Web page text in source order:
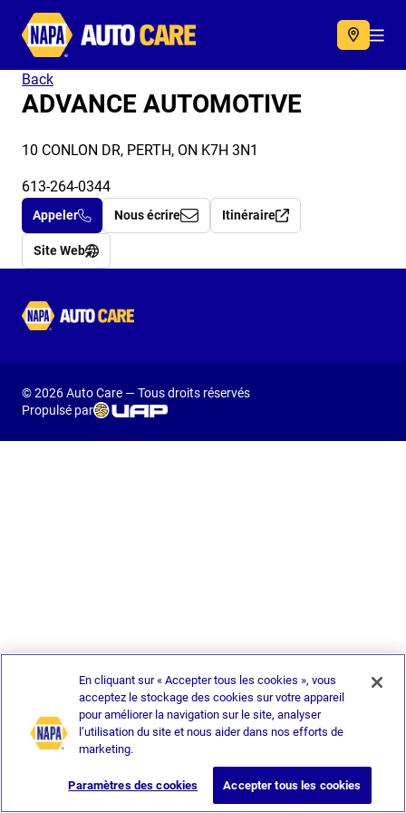
Autocare
Back
ADVANCE AUTOMOTIVE
10 CONLON DR, PERTH, ON K7H 3N1
613-264-0344
Appeler Nous écrire Itinéraire
Site Web
Autocare
© 2026 Auto Care — Tous droits réservés
Propulsé par
En cliquant sur « Accepter tous les cookies », vous
acceptez le stockage des cookies sur votre appareil
pour améliorer la navigation sur le site, analyser
l’utilisation du site et nous aider dans nos efforts de
marketing.
Paramètres des cookies Accepter tous les cookies